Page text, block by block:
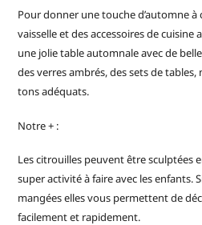
Pour donner une touche d’automne à
vaisselle et des accessoires de cuisine
une jolie table automnale avec de
des verres ambrés, des sets de
tons adéquats.
Notre + :
Les citrouilles peuvent être sculptées
super activité à faire avec les enfants.
mangées elles vous permettent de
facilement et rapidement.